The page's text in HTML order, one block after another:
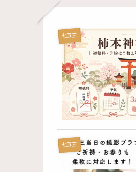
七五三
七五三